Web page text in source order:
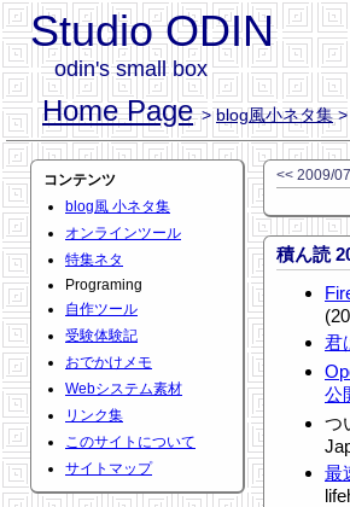
Studio ODIN
odin's small box
Home Page >blog風小ネタ集>
コンテンツ
blog風 小ネタ集
オンラインツール
特集ネタ
Programing
自作ツール
受験体験記
おでかけメモ
Webシステム素材
リンク集
このサイトについて
サイトマップ
<< 2009/
積ん読
君
公
つ
最